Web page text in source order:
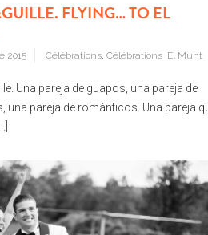
FLYING… TO EL
2015 Célébrations, Célébrations_El Munt
Una pareja de guapos, una pareja de
una pareja de románticos. Una pareja